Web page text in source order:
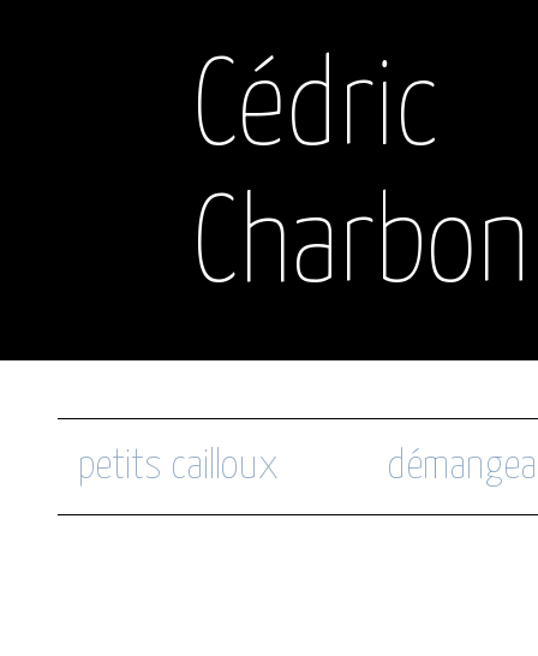
Cédric
petits cailloux